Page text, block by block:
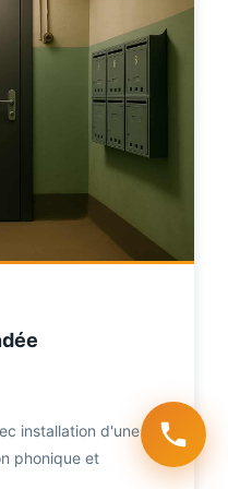
installation d'une
phonique et